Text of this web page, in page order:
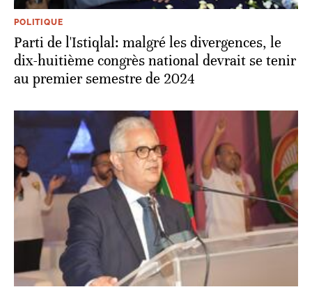
POLITIQUE
Parti de l'Istiqlal: malgré les divergences, le
dix-huitième congrès national devrait se tenir
au premier semestre de 2024